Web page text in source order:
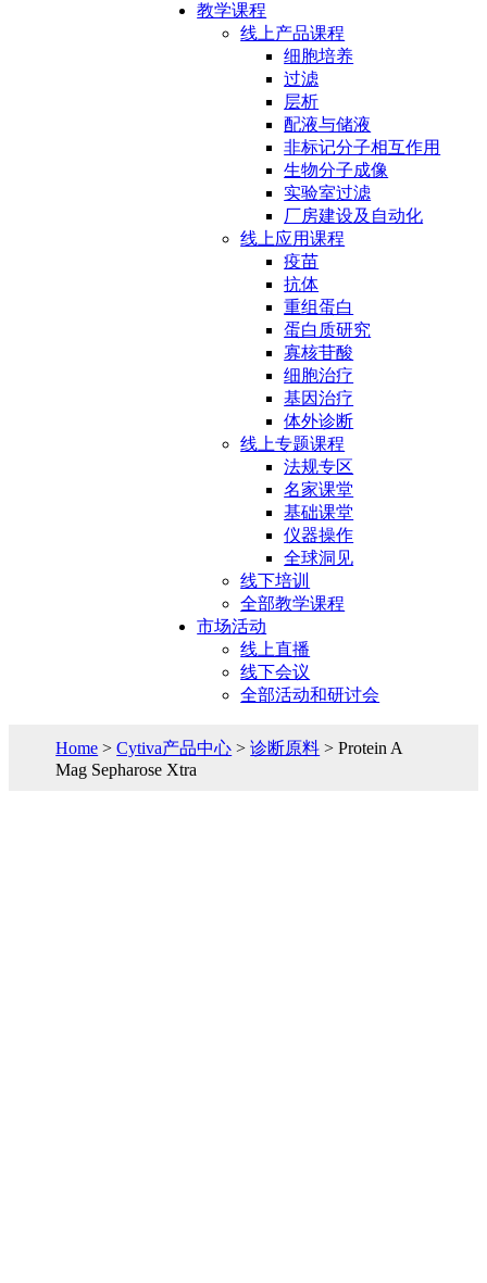
教学课程
线上产品课程
细胞培养
过滤
层析
配液与储液
非标记分子相互作用
生物分子成像
实验室过滤
厂房建设及自动化
线上应用课程
疫苗
抗体
重组蛋白
蛋白质研究
寡核苷酸
细胞治疗
基因治疗
体外诊断
线上专题课程
法规专区
名家课堂
基础课堂
仪器操作
全球洞见
线下培训
全部教学课程
市场活动
线上直播
线下会议
全部活动和研讨会
Home >Cytiva产品中心 >诊断原料 > Protein A
Mag Sepharose Xtra